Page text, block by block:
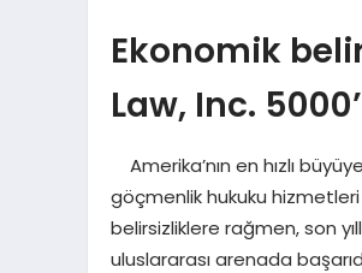
Ekonomik
Law, Inc.
Amerika’nın en hızlı
göçmenlik hukuku
belirsizliklere rağmen, son
uluslararası arenada